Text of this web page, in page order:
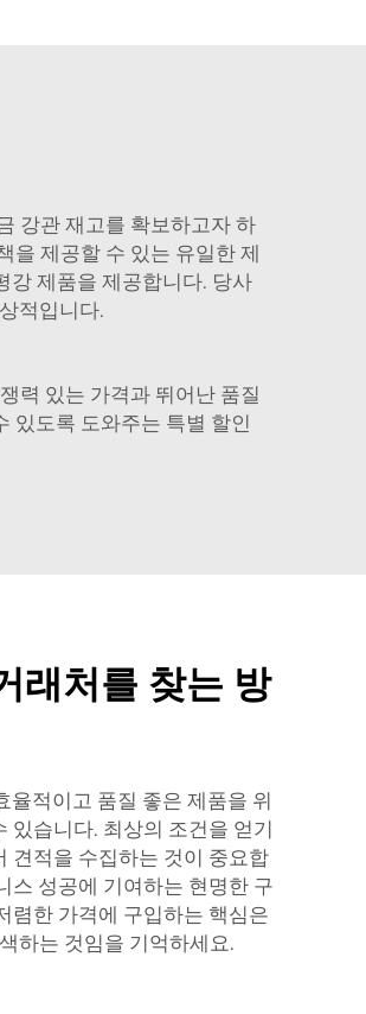
강관 재고를 확보하고자 하
을 제공할 수 있는 유일한 제
강 제품을 제공합니다. 당사
적입니다.
력 있는 가격과 뛰어난 품질
있도록 도와주는 특별 할인
래처를 찾는 방
적이고 품질 좋은 제품을 위
있습니다. 최상의 조건을 얻기
견적을 수집하는 것이 중요합
스 성공에 기여하는 현명한 구
렴한 가격에 구입하는 핵심은
하는 것임을 기억하세요.